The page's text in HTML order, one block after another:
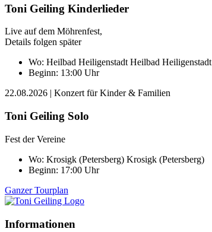
Toni Geiling Kinderlieder
Live auf dem Möhrenfest,
Details folgen später
Wo: Heilbad Heiligenstadt Heilbad Heiligenstadt
Beginn: 13:00 Uhr
22.08.2026 | Konzert für Kinder & Familien
Toni Geiling Solo
Fest der Vereine
Wo: Krosigk (Petersberg) Krosigk (Petersberg)
Beginn: 17:00 Uhr
Ganzer Tourplan
Informationen